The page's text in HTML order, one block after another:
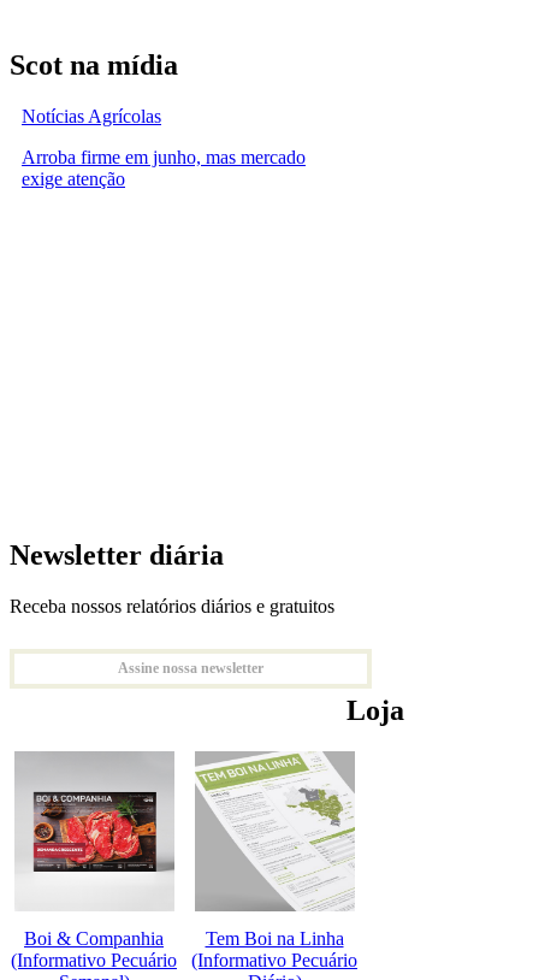
Scot na mídia
Notícias Agrícolas
Arroba firme em junho, mas mercado
exige atenção
Newsletter diária
Receba nossos relatórios diários e gratuitos
Assine nossa newsletter
Loja
Boi & Companhia
(Informativo Pecuário
Tem Boi na Linha
(Informativo Pecuário